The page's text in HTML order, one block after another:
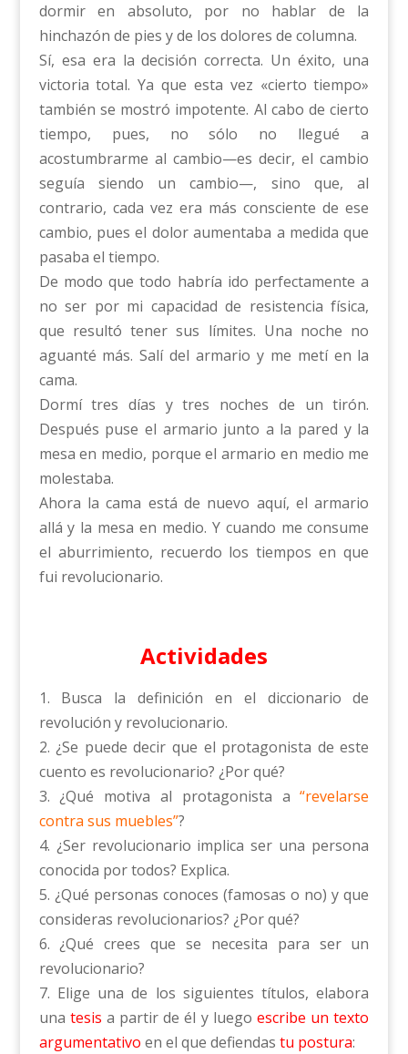
dormir en absoluto, por no hablar de la
hinchazón de pies y de los dolores de columna.
Sí, esa era la decisión correcta. Un éxito, una
victoria total. Ya que esta vez «cierto tiempo»
también se mostró impotente. Al cabo de cierto
tiempo, pues, no sólo no llegué a
acostumbrarme al cambio—es decir, el cambio
seguía siendo un cambio—, sino que, al
contrario, cada vez era más consciente de ese
cambio, pues el dolor aumentaba a medida que
pasaba el tiempo.
De modo que todo habría ido perfectamente a
no ser por mi capacidad de resistencia física,
que resultó tener sus límites. Una noche no
aguanté más. Salí del armario y me metí en la
cama.
Dormí tres días y tres noches de un tirón.
Después puse el armario junto a la pared y la
mesa en medio, porque el armario en medio me
molestaba.
Ahora la cama está de nuevo aquí, el armario
allá y la mesa en medio. Y cuando me consume
el aburrimiento, recuerdo los tiempos en que
fui revolucionario.
Actividades
1. Busca la definición en el diccionario de
revolución y revolucionario.
2. ¿Se puede decir que el protagonista de este
cuento es revolucionario? ¿Por qué?
3. ¿Qué motiva al protagonista a“revelarse
contra sus muebles”?
4. ¿Ser revolucionario implica ser una persona
conocida por todos? Explica.
5. ¿Qué personas conoces (famosas o no) y que
consideras revolucionarios? ¿Por qué?
6. ¿Qué crees que se necesita para ser un
revolucionario?
7. Elige una de los siguientes títulos, elabora
una tesis a partir de él y luegoescribe un texto
argumentativo en el que defiendas tu postura: